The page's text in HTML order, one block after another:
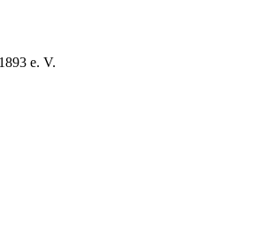
e. V.